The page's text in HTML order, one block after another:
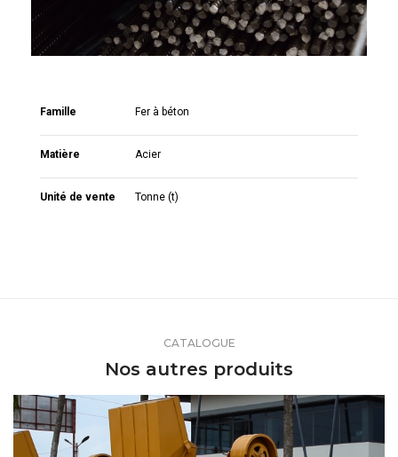
Famille Fer à béton
Matière Acier
Unité de vente Tonne (t)
CATALOGUE
Nos autres produits